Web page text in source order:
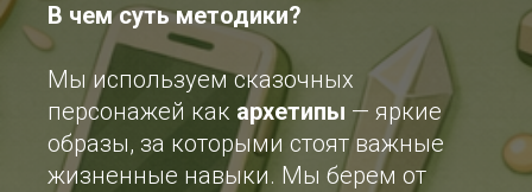
В чем суть методики?
Мы используем сказочных
персонажей как архетипы — яркие
образы, за которыми стоят важные
жизненные навыки. Мы берем от